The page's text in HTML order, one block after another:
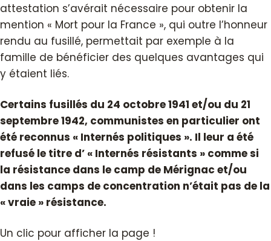
attestation s’avérait nécessaire pour obtenir la
mention « Mort pour la France », qui outre l’honneur
rendu au fusillé, permettait par exemple à la
famille de bénéficier des quelques avantages qui
y étaient liés.
Certains fusillés du 24 octobre 1941 et/ou du 21
septembre 1942, communistes en particulier ont
été reconnus « Internés politiques ». Il leur a été
refusé le titre d’ « Internés résistants » comme si
la résistance dans le camp de Mérignac et/ou
dans les camps de concentration n’était pas de la
« vraie » résistance.
Un clic pour afficher la page !